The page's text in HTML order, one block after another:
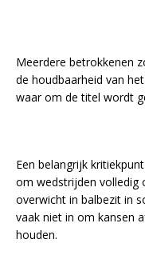
Meerdere betrokkenen
de houdbaarheid van
waar om de titel wordt
Een belangrijk
om wedstrijden volledig
overwicht in balbezit in
vaak niet in om kansen
houden.